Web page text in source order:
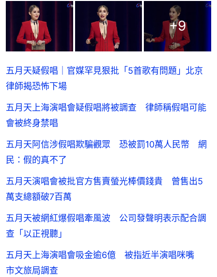
+9
五月天疑假唱｜官媒罕見狠批「5首歌有問題」北京
律師揭恐怖下場
五月天上海演唱會疑假唱將被調查 律師稱假唱可能
會被終身禁唱
五月天阿信涉假唱欺騙觀眾 恐被罰10萬人民幣 網
民：假的真不了
五月天演唱會被批官方售賣螢光棒價錢貴 曾售出5
萬支總額破7百萬
五月天被網紅爆假唱牽風波 公司發聲明表示配合調
查「以正視聽」
五月天上海演唱會吸金逾6億 被指近半演唱咪嘴
市文旅局調查